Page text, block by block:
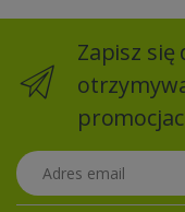
Zapisz
Adres email